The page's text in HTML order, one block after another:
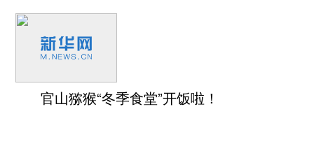
官山猕猴“冬季食堂”开饭啦！